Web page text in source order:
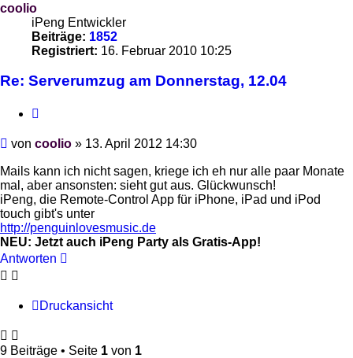
coolio
iPeng Entwickler
Beiträge: 1852
Registriert: 16. Februar 2010 10:25
Re: Serverumzug am Donnerstag, 12.04
Beitrag
von coolio » 13. April 2012 14:30
Mails kann ich nicht sagen, kriege ich eh nur alle paar Monate
mal, aber ansonsten: sieht gut aus. Glückwunsch!
iPeng, die Remote-Control App für iPhone, iPad und iPod
touch gibt's unter
http://penguinlovesmusic.de
NEU: Jetzt auch iPeng Party als Gratis-App!
Antworten
Druckansicht
9 Beiträge • Seite 1 von 1